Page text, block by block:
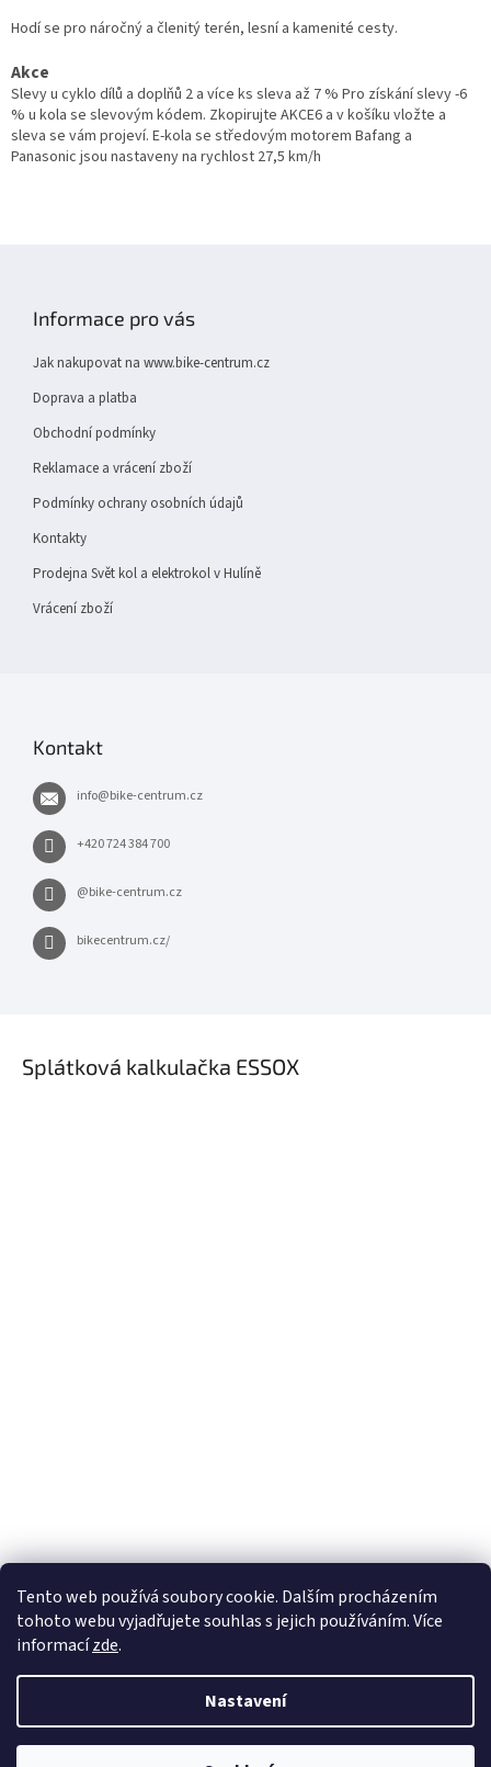
Tento web používá soubory cookie. Dalším procházením
tohoto webu vyjadřujete souhlas s jejich používáním. Více
informacízde.
Nastavení
r
y
v
ý
p
Hodí se pro náročný a členitý terén, lesní a kamenité cesty.
Akce
Slevy u cyklo dílů a doplňů 2 a více ks sleva až 7 % Pro získání slevy -6
% u kola se slevovým kódem. Zkopirujte AKCE6 a v košíku vložte a
sleva se vám projeví. E-kola se středovým motorem Bafang a
Panasonic jsou nastaveny na rychlost 27,5 km/h
Informace pro vás
Jak nakupovat na www.bike-centrum.cz
Doprava a platba
Obchodní podmínky
Reklamace a vrácení zboží
Podmínky ochrany osobních údajů
Kontakty
Prodejna Svět kol a elektrokol v Hulíně
Vrácení zboží
Kontakt
info@bike-centrum.cz
+420 724 384 700
@bike-centrum.cz
bikecentrum.cz/
Splátková kalkulačka ESSOX